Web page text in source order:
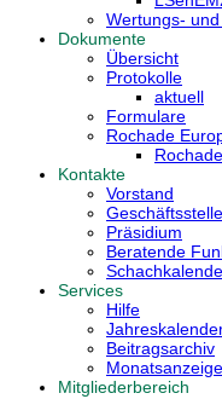
Wertungs-
Dokumente
Übersicht
Protokolle
aktuell
Formulare
Rochade
Kontakte
Vorstand
Geschäftsstelle
Präsidium
Beratende
Services
Hilfe
Beitragsarchiv
Monatsanzeige
Mitgliederbereich